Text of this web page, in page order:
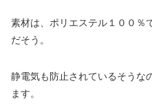
素材は、ポリエステル１００％
だそう。
静電気も防止されているそうな
ます。